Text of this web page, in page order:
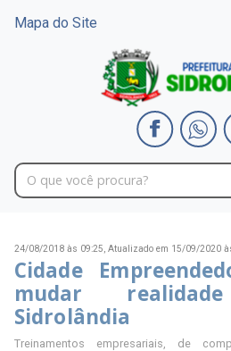
Mapa do Site
24/08/2018 às 09:25, Atualizado em 15/09/2020
Cidade
mudar
Sidrolândia
Treinamentos empresariais, de